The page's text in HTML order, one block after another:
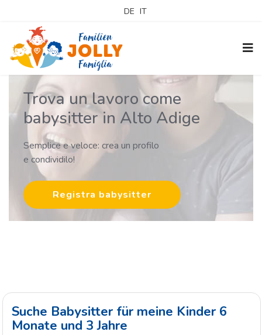
DE IT
Trova un lavoro come
babysitter in Alto Adige
Semplice e veloce: crea un profilo
e condividilo!
Registra babysitter
Suche Babysitter für meine Kinder 6
Monate und 3 Jahre